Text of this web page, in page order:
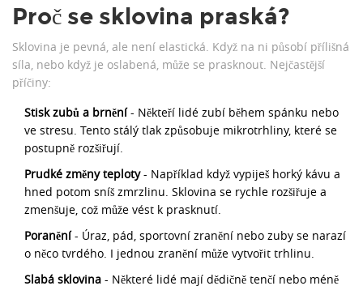
Proč se sklovina praská?
Sklovina je pevná, ale není elastická. Když na ni působí přílišná
síla, nebo když je oslabená, může se prasknout. Nejčastější
příčiny:
Stisk zubů a brnění- Někteří lidé zubí během spánku nebo
ve stresu. Tento stálý tlak způsobuje mikrotrhliny, které se
postupně rozšiřují.
Prudké změny teploty- Například když vypiješ horký kávu a
hned potom sníš zmrzlinu. Sklovina se rychle rozšiřuje a
zmenšuje, což může vést k prasknutí.
Poranění- Úraz, pád, sportovní zranění nebo zuby se narazí
o něco tvrdého. I jednou zranění může vytvořit trhlinu.
Slabá sklovina - Některé lidé mají dědičně tenčí nebo méně